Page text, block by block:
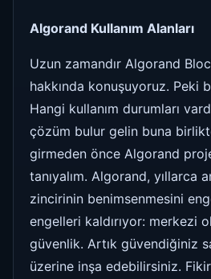
Algorand Kullanım Alanları
Uzun zamandır Algorand
hakkında konuşuyoruz. Peki
Hangi kullanım durumları
çözüm bulur gelin buna
girmeden önce Algorand
tanıyalım. Algorand, yıllarca
zincirinin benimsenmesini
engelleri kaldırıyor: merkezi
güvenlik. Artık güvendiğiniz
üzerine inşa edebilirsiniz.